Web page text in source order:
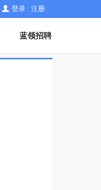
登录 注册
蓝领招聘